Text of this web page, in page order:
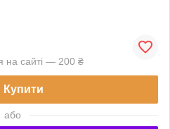
на сайті — 200 ₴
Купити
або